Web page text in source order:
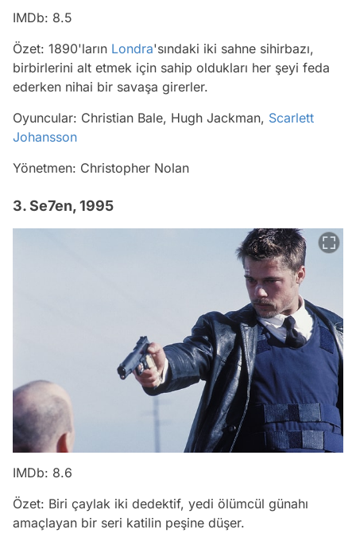
IMDb: 8.5
Özet: 1890'ların Londra'sındaki iki sahne sihirbazı,
birbirlerini alt etmek için sahip oldukları her şeyi feda
ederken nihai bir savaşa girerler.
Oyuncular: Christian Bale, Hugh Jackman, Scarlett
Johansson
Yönetmen: Christopher Nolan
3. Se7en, 1995
IMDb: 8.6
Özet: Biri çaylak iki dedektif, yedi ölümcül günahı
amaçlayan bir seri katilin peşine düşer.